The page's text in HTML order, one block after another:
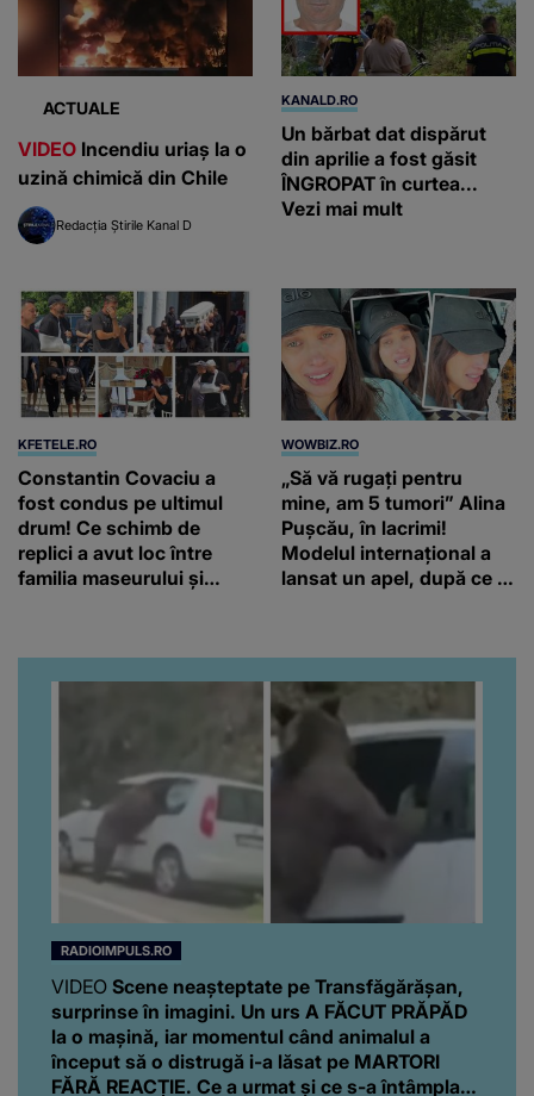
ACTUALE
VIDEO Incendiu uriaș la o
uzină chimică din Chile
Redacția Știrile Kanal D
KANALD.RO
Un bărbat dat dispărut
din aprilie a fost găsit
ÎNGROPAT în curtea...
Vezi mai mult
KFETELE.RO
Constantin Covaciu a
fost condus pe ultimul
drum! Ce schimb de
replici a avut loc între
familia maseurului și
obrazul.”
WOWBIZ.RO
„Să vă rugați pentru
mine, am 5 tumori” Alina
Pușcău, în lacrimi!
Modelul internațional a
lansat un apel, după ce a
RADIOIMPULS.RO
VIDEO Scene neașteptate pe Transfăgărășan,
surprinse în imagini. Un urs A FĂCUT PRĂPĂD
la o mașină, iar momentul când animalul a
început să o distrugă i-a lăsat pe MARTORI
FĂRĂ REACȚIE. Ce a urmat și ce s-a întâmplat